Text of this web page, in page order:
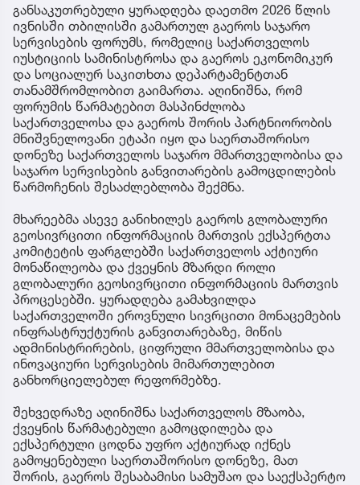
განსაკუთრებული ყურადღება დაეთმო 2026 წლის
ივნისში თბილისში გამართულ გაეროს საჯარო
სერვისების ფორუმს, რომელიც საქართველოს
იუსტიციის სამინისტროსა და გაეროს ეკონომიკურ
და სოციალურ საკითხთა დეპარტამენტთან
თანამშრომლობით გაიმართა. აღინიშნა, რომ
ფორუმის წარმატებით მასპინძლობა
საქართველოსა და გაეროს შორის პარტნიორობის
მნიშვნელოვანი ეტაპი იყო და საერთაშორისო
დონეზე საქართველოს საჯარო მმართველობისა და
საჯარო სერვისების განვითარების გამოცდილების
წარმოჩენის შესაძლებლობა შექმნა.
მხარეებმა ასევე განიხილეს გაეროს გლობალური
გეოსივრცითი ინფორმაციის მართვის ექსპერტთა
კომიტეტის ფარგლებში საქართველოს აქტიური
მონაწილეობა და ქვეყნის მზარდი როლი
გლობალური გეოსივრცითი ინფორმაციის მართვის
პროცესებში. ყურადღება გამახვილდა
საქართველოში ეროვნული სივრცითი მონაცემების
ინფრასტრუქტურის განვითარებაზე, მიწის
ადმინისტრირების, ციფრული მმართველობისა და
ინოვაციური სერვისების მიმართულებით
განხორციელებულ რეფორმებზე.
შეხვედრაზე აღინიშნა საქართველოს მზაობა,
ქვეყნის წარმატებული გამოცდილება და
ექსპერტული ცოდნა უფრო აქტიურად იქნეს
გამოყენებული საერთაშორისო დონეზე, მათ
შორის, გაეროს შესაბამისი სამუშაო და საექსპერტო